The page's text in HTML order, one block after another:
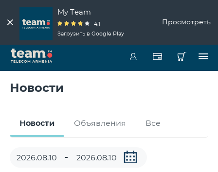
My Team
4.1
Загрузить в Google Play
Просмотреть
Новости
Новости Объявления Все